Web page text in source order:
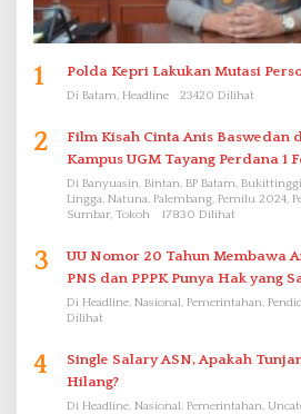
1 Polda Kepri Lakukan Mutasi
Di Batam, Headline 23420 Dilihat
2
Film Kisah Cinta Anis Baswedan
Kampus UGM Tayang Perdana 1
Di Banyuasin, Bintan, BP Batam,
Lingga, Natuna, Palembang, Pemilu 2024,
Sumbar, Tokoh
17830 Dilihat
3
UU Nomor 20 Tahun Membawa
PNS dan PPPK Punya Hak yang
Di Headline, Nasional, Pemerintahan,
Dilihat
4
Single Salary ASN, Apakah
Hilang?
Di Headline, Nasional, Pemerintahan,